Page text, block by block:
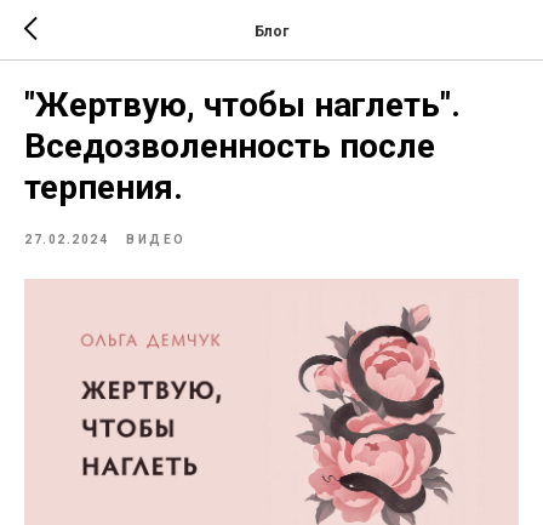
Блог
"Жертвую, чтобы наглеть".
Вседозволенность после
терпения.
27.02.2024 ВИДЕО